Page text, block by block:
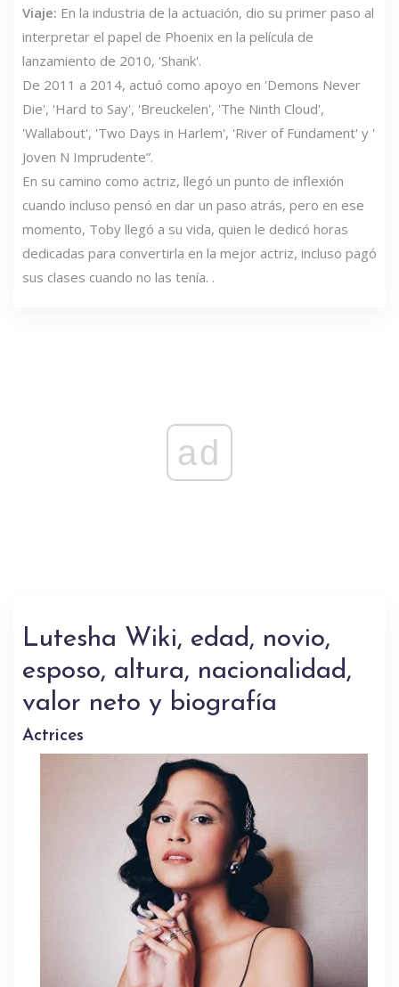
Viaje: En la industria de la actuación, dio su primer paso al
interpretar el papel de Phoenix en la película de
lanzamiento de 2010, 'Shank'.
De 2011 a 2014, actuó como apoyo en 'Demons Never
Die', 'Hard to Say', 'Breuckelen', 'The Ninth Cloud',
'Wallabout', 'Two Days in Harlem', 'River of Fundament' y '
Joven N Imprudente”.
En su camino como actriz, llegó un punto de inflexión
cuando incluso pensó en dar un paso atrás, pero en ese
momento, Toby llegó a su vida, quien le dedicó horas
dedicadas para convertirla en la mejor actriz, incluso pagó
sus clases cuando no las tenía. .
ad
Lutesha Wiki, edad, novio,
esposo, altura, nacionalidad,
valor neto y biografía
Actrices